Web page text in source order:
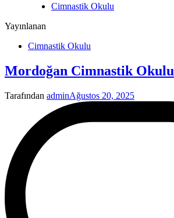
Cimnastik Okulu
Yayınlanan
Cimnastik Okulu
Mordoğan Cimnastik Okulu
Tarafından adminAğustos 20, 2025